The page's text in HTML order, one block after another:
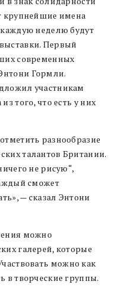
крупнейшие имена
каждую неделю будут
Первый
современных
Гормли.
участникам
того, что есть у них
разнообразие
талантов Британии.
не рисую“,
сможет
— сказал Энтони
можно
галерей, которые
можно как
в творческие группы.